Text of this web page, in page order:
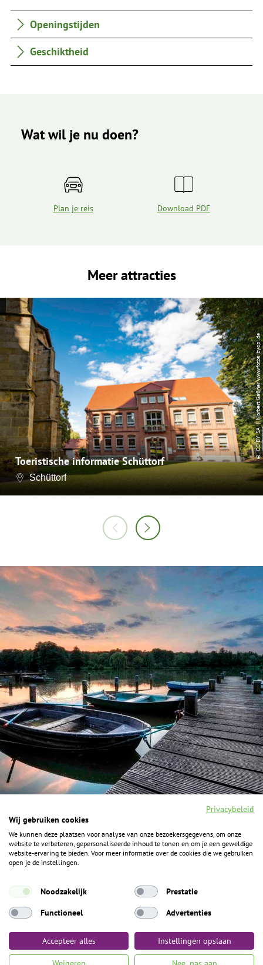
Openingstijden
Geschiktheid
Wat wil je nu doen?
Plan je reis Download PDF
Meer attracties
Toeristische informatie Schüttorf
Schüttorf
©
CC-BY-SA
| Norbert Gaßner www.fotos-byopi.de
F
a
c
o
o
I
n
s
g
a
Y
o
u
b
P
i
n
ALGEMENE INFORMATIE
Het Geheim over de grens zijn de Duitse vakantieregio’s
Algemene voorwaarden Privacybeleid Toegankelijkheid
Privacybeleid
Wij gebruiken cookies
We kunnen deze plaatsen voor analyse van onze bezoekersgegevens, om onze
website te verbeteren, gepersonaliseerde inhoud te tonen en om je een geweldige
website-ervaring te bieden. Voor meer informatie over de cookies die we gebruiken
open je de instellingen.
Noodzakelijk
Prestatie
Functioneel
Advertenties
Accepteer alles Instellingen opslaan